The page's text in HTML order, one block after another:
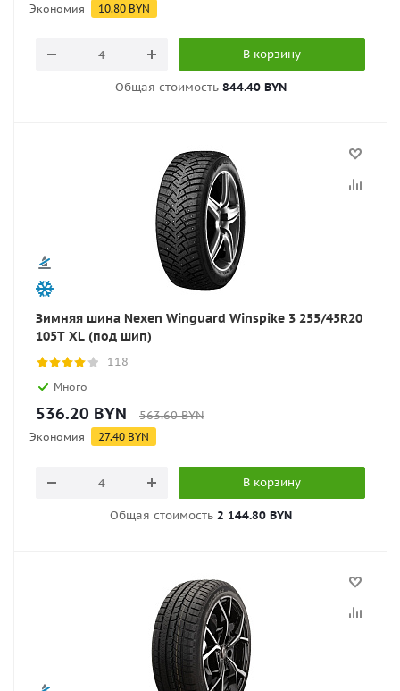
Экономия 10.80 BYN
В корзину
Общая стоимость 844.40 BYN
Зимняя шина Nexen Winguard Winspike 3 255/45R20
105T XL (под шип)
118
Много
536.20 BYN 563.60BYN
Экономия 27.40 BYN
В корзину
Общая стоимость 2 144.80 BYN